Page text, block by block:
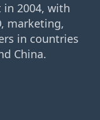
in 2004, with
marketing,
in countries
China.